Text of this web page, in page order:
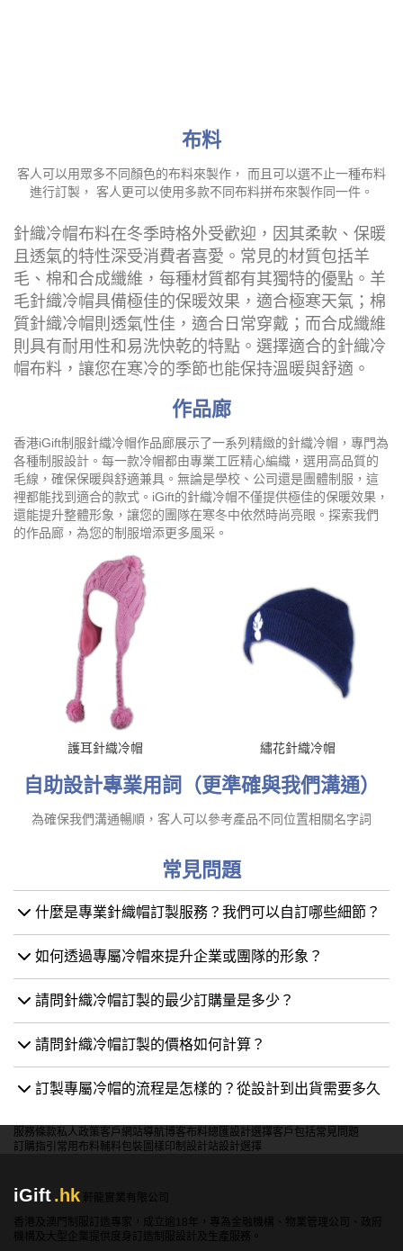
布料
客人可以用眾多不同顏色的布料來製作， 而且可以選不止一種布料
進行訂製， 客人更可以使用多款不同布料拼布來製作同一件。
針織冷帽布料在冬季時格外受歡迎，因其柔軟、保暖
且透氣的特性深受消費者喜愛。常見的材質包括羊
毛、棉和合成纖維，每種材質都有其獨特的優點。羊
毛針織冷帽具備極佳的保暖效果，適合極寒天氣；棉
質針織冷帽則透氣性佳，適合日常穿戴；而合成纖維
則具有耐用性和易洗快乾的特點。選擇適合的針織冷
帽布料，讓您在寒冷的季節也能保持溫暖與舒適。
作品廊
香港iGift制服針織冷帽作品廊展示了一系列精緻的針織冷帽，專門為
各種制服設計。每一款冷帽都由專業工匠精心編織，選用高品質的
毛線，確保保暖與舒適兼具。無論是學校、公司還是團體制服，這
裡都能找到適合的款式。iGift的針織冷帽不僅提供極佳的保暖效果，
還能提升整體形象，讓您的團隊在寒冬中依然時尚亮眼。探索我們
的作品廊，為您的制服增添更多風采。
護耳針織冷帽 繡花針織冷帽
自助設計專業用詞（更準確與我們溝通）
為確保我們溝通暢順，客人可以參考產品不同位置相關名字詞
常見問題
什麼是專業針織帽訂製服務？我們可以自訂哪些細節？
如何透過專屬冷帽來提升企業或團隊的形象？
請問針織冷帽訂製的最少訂購量是多少？
請問針織冷帽訂製的價格如何計算？
訂製專屬冷帽的流程是怎樣的？從設計到出貨需要多久
服務條款私人政策客戶 網站導航博客布料總匯設計選擇客戶包括常見問題
訂購指引 常用布料輔料包裝 圖樣印制 設計站設計選擇
iGift.hk
軒龍實業有限公司
香港及澳門制服訂造專家，成立逾18年，專為金融機構、物業管理公司、政府
機構及大型企業提供度身訂造制服設計及生產服務。